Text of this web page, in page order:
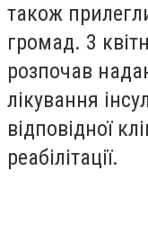
також
громад. 3
розпочав
лікування
відповідної
реабілітації.